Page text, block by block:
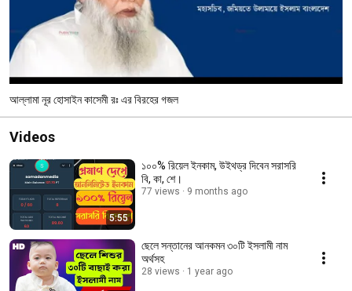
আল্লামা নূর হোসাইন কাসেমী রঃ এর বিরহের গজল
Videos
5:55
১০০% রিয়েল ইনকাম, উইথড্র দিবেন সরাসরি
বি, কা, শে।
77 views 9 months ago
ছেলে সন্তানের আনকমন ৩০টি ইসলামী নাম
অর্থসহ
28 views 1 year ago